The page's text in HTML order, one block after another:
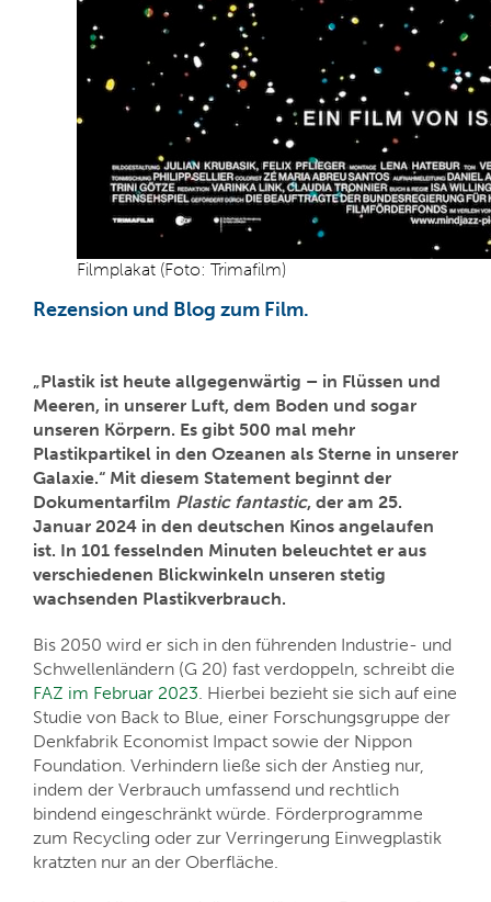
Filmplakat (Foto: Trimafilm)
Rezension und Blog zum Film.
„Plastik ist heute allgegenwärtig – in Flüssen und
Meeren, in unserer Luft, dem Boden und sogar
unseren Körpern. Es gibt 500 mal mehr
Plastikpartikel in den Ozeanen als Sterne in unserer
Galaxie.“ Mit diesem Statement beginnt der
Dokumentarfilm Plastic fantastic, der am 25.
Januar 2024 in den deutschen Kinos angelaufen
ist. In 101 fesselnden Minuten beleuchtet er aus
verschiedenen Blickwinkeln unseren stetig
wachsenden Plastikverbrauch.
Bis 2050 wird er sich in den führenden Industrie- und
Schwellenländern (G 20) fast verdoppeln, schreibt die
FAZ im Februar 2023. Hierbei bezieht sie sich auf eine
Studie von Back to Blue, einer Forschungsgruppe der
Denkfabrik Economist Impact sowie der Nippon
Foundation. Verhindern ließe sich der Anstieg nur,
indem der Verbrauch umfassend und rechtlich
bindend eingeschränkt würde. Förderprogramme
zum Recycling oder zur Verringerung Einwegplastik
kratzten nur an der Oberfläche.